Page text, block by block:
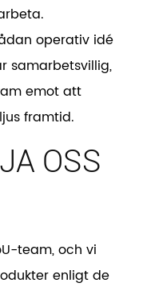
operativ idé
samarbetsvillig,
emot att
framtid.
OSS
team, och vi
enligt de